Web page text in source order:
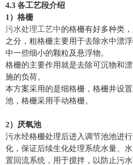
4.3 各工艺段介绍
1）格栅
污水处理工艺中的格栅有好多种类
之分，粗格栅主要用于去除水中漂
中一些细小的颗粒及悬浮物。
格栅的主要作用就是去除可沉物和
施的负荷。
本方案采用的是细格栅，格栅井设
池，格栅采用手动格栅。
2）
厌氧池
污水经格栅处理后进入调节池池进
化，保证后续生化处理系统水量、
置回流系统，用于搅拌，以防止污